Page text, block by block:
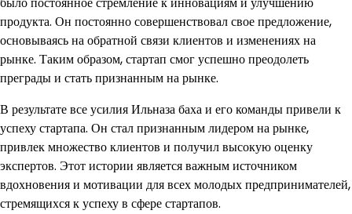
продукта. Он постоянно совершенствовал свое предложение,
основываясь на обратной связи клиентов и изменениях на
рынке. Таким образом, стартап смог успешно преодолеть
преграды и стать признанным на рынке.
В результате все усилия Ильназа баха и его команды привели к
успеху стартапа. Он стал признанным лидером на рынке,
привлек множество клиентов и получил высокую оценку
экспертов. Этот истории является важным источником
вдохновения и мотивации для всех молодых предпринимателей,
стремящихся к успеху в сфере стартапов.